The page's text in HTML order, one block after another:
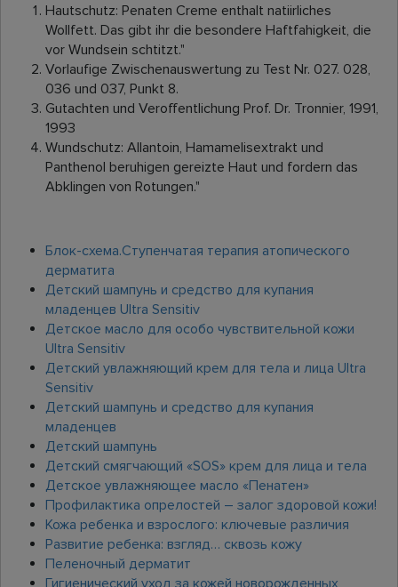
Hautschutz: Penaten Creme enthalt natiirliches
Wollfett. Das gibt ihr die besondere Haftfahigkeit, die
vor Wundsein schtitzt."
Vorlaufige Zwischenauswertung zu Test Nr. 027. 028,
036 und 037, Punkt 8.
Gutachten und Veroffentlichung Prof. Dr. Tronnier, 1991,
1993
Wundschutz: Allantoin, Hamamelisextrakt und
Panthenol beruhigen gereizte Haut und fordern das
Abklingen von Rotungen."
Блок-схема.Ступенчатая терапия атопического
дерматита
Детский шампунь и средство для купания
младенцев Ultra Sensitiv
Детское масло для особо чувствительной кожи
Ultra Sensitiv
Детский увлажняющий крем для тела и лица Ultra
Sensitiv
Детский шампунь и средство для купания
младенцев
Детский шампунь
Детский смягчающий «SOS» крем для лица и тела
Детское увлажняющее масло «Пенатен»
Профилактика опрелостей – залог здоровой кожи!
Кожа ребенка и взрослого: ключевые различия
Развитие ребенка: взгляд… сквозь кожу
Пеленочный дерматит
Гигиенический уход за кожей новорожденных